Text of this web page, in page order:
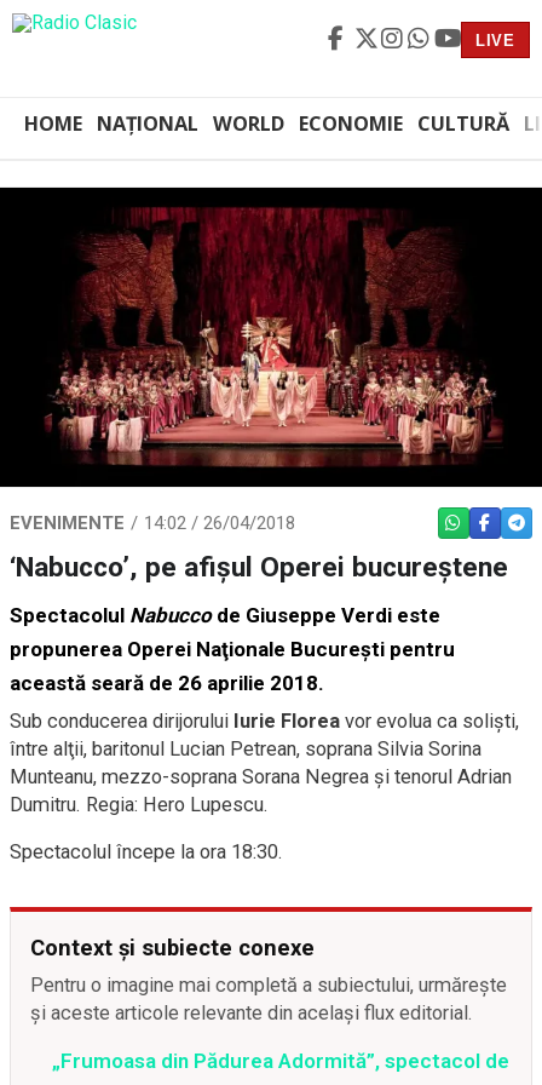
LIVE
HOME NAȚIONAL WORLD ECONOMIE CULTURĂ
EVENIMENTE 14:02 / 26/04/2018 WHATSAPP
‘Nabucco’, pe afişul Operei bucureştene
Spectacolul Nabucco de Giuseppe Verdi este
propunerea Operei Naţionale Bucureşti pentru
această seară de 26 aprilie 2018.
Sub conducerea dirijorului Iurie Florea vor evolua ca solişti,
între alţii, baritonul Lucian Petrean, soprana Silvia Sorina
Munteanu, mezzo-soprana Sorana Negrea şi tenorul Adrian
Dumitru. Regia: Hero Lupescu.
Spectacolul începe la ora 18:30.
Context și subiecte conexe
Pentru o imagine mai completă a subiectului, urmărește
și aceste articole relevante din același flux editorial.
„Frumoasa din Pădurea Adormită”, spectacol de